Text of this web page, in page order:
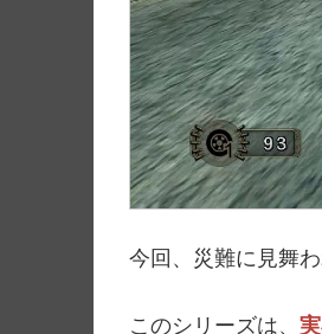
今回、災難に見舞
このシリーズは、